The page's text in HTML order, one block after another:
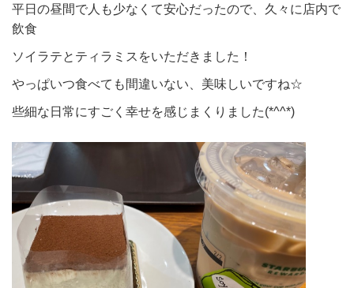
平日の昼間で人も少なくて安心だったので、久々に店内で
飲食
ソイラテとティラミスをいただきました！
やっぱいつ食べても間違いない、美味しいですね☆
些細な日常にすごく幸せを感じまくりました(*^^*)